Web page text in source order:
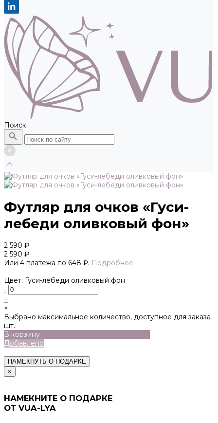
Поиск
Футляр для очков «Гуси-
лебеди оливковый фон»
2 590 ₽
2 590 ₽
Или 4 платежа по 648 ₽. Подробнее
Цвет: Гуси-лебеди оливковый фон
-
+
×
Выбрано максимальное количество, доступное для заказа
шт.
В корзину
Добавлено
НАМЕКНУТЬ О ПОДАРКЕ
×
НАМЕКНИТЕ О ПОДАРКЕ
ОТ VUA-LYA